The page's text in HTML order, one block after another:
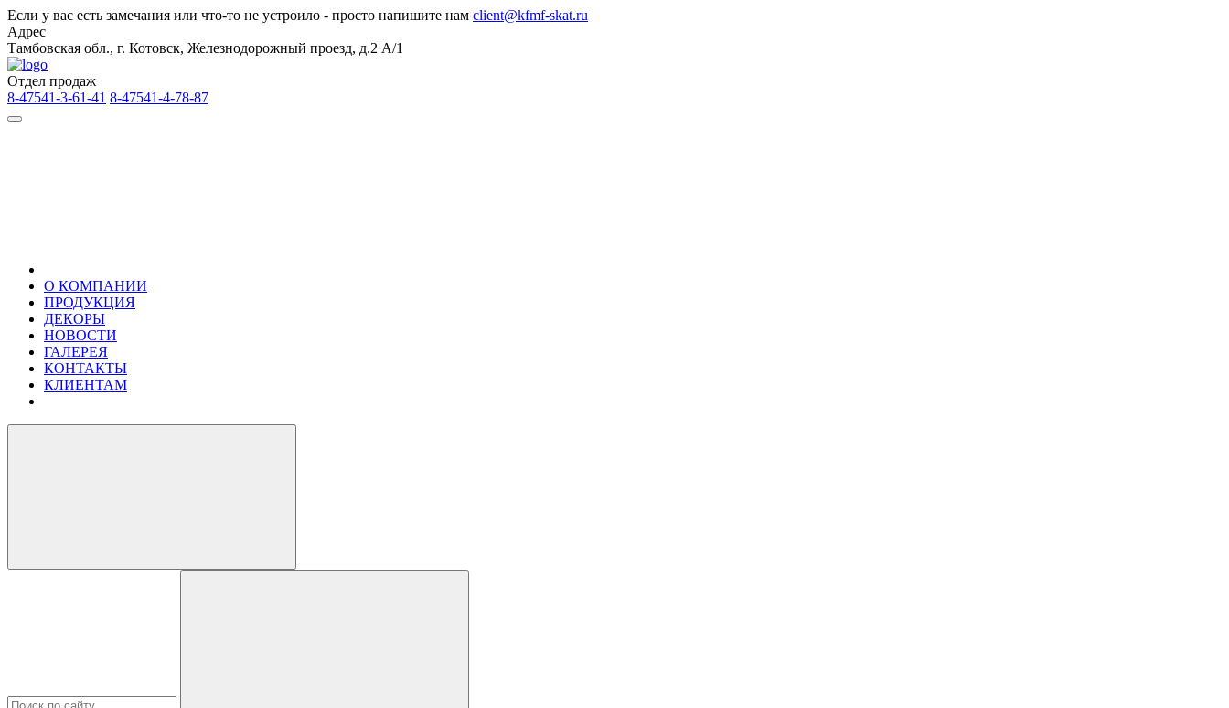
Если у вас есть замечания или что-то не устроило - просто напишите нам client@kfmf-skat.ru
Адрес
Тамбовская обл., г. Котовск, Железнодорожный проезд, д.2 А/1
Отдел продаж
8-47541-3-61-41 8-47541-4-78-87
О КОМПАНИИ
ПРОДУКЦИЯ
ДЕКОРЫ
НОВОСТИ
ГАЛЕРЕЯ
КОНТАКТЫ
КЛИЕНТАМ